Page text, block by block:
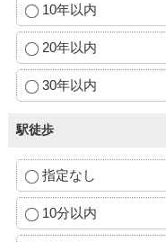
10年以内
20年以内
30年以内
駅徒歩
指定なし
10分以内